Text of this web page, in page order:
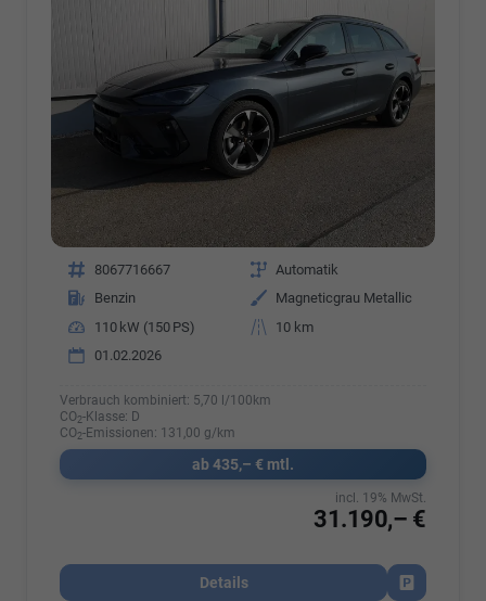
Fahrzeugnr. 8067716667 Getriebe Automatik
Kraftstoff
Benzin Außenfarbe
Magneticgrau Metallic
Leistung
110 kW (150 PS) Kilometerstand
10 km
01.02.2026
Verbrauch kombiniert: 5,70 l/100km
CO2-Klasse: D
CO2-Emissionen: 131,00 g/km
ab 435,– € mtl.
31.190,– €
incl. 19% MwSt.
Details
Fahrzeug